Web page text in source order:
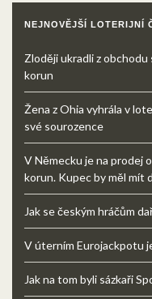
NEJNOVĚJŠÍ LOTERIJNÍ
Zloději ukradli z
korun
Žena z Ohia vyhrála v
své sourozence
V Německu je na prodej
korun. Kupec by měl mít
Jak se českým hráčům
V úterním Eurojackpotu
Jak na tom byli sázkaři